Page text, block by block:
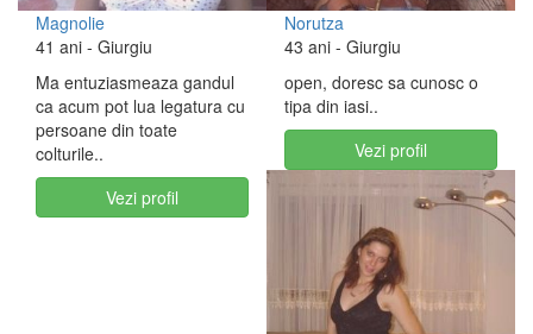
Magnolie
41 ani - Giurgiu
Ma entuziasmeaza gandul
ca acum pot lua legatura cu
persoane din toate
colturile..
Vezi profil
Norutza
43 ani - Giurgiu
open, doresc sa cunosc o
tipa din iasi..
Vezi profil